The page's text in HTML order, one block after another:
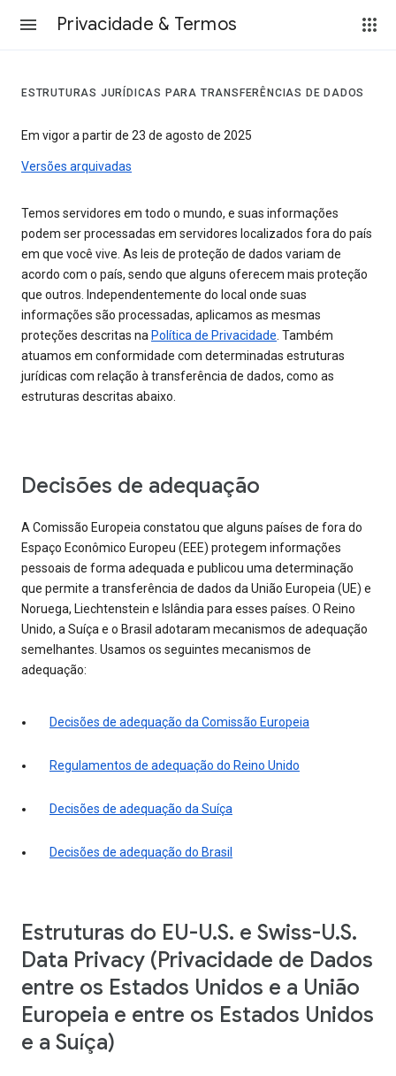
Privacidade & Termos
ESTRUTURAS JURÍDICAS PARA TRANSFERÊNCIAS DE DADOS
Em vigor a partir de 23 de agosto de 2025
Versões arquivadas
Temos servidores em todo o mundo, e suas informações
podem ser processadas em servidores localizados fora do país
em que você vive. As leis de proteção de dados variam de
acordo com o país, sendo que alguns oferecem mais proteção
que outros. Independentemente do local onde suas
informações são processadas, aplicamos as mesmas
proteções descritas na Política de Privacidade. Também
atuamos em conformidade com determinadas estruturas
jurídicas com relação à transferência de dados, como as
estruturas descritas abaixo.
Decisões de adequação
A Comissão Europeia constatou que alguns países de fora do
Espaço Econômico Europeu (EEE) protegem informações
pessoais de forma adequada e publicou uma determinação
que permite a transferência de dados da União Europeia (UE) e
Noruega, Liechtenstein e Islândia para esses países. O Reino
Unido, a Suíça e o Brasil adotaram mecanismos de adequação
semelhantes. Usamos os seguintes mecanismos de
adequação:
Decisões de adequação da Comissão Europeia
Regulamentos de adequação do Reino Unido
Decisões de adequação da Suíça
Decisões de adequação do Brasil
Estruturas do EU-U.S. e Swiss-U.S.
Data Privacy (Privacidade de Dados
entre os Estados Unidos e a União
Europeia e entre os Estados Unidos
e a Suíça)